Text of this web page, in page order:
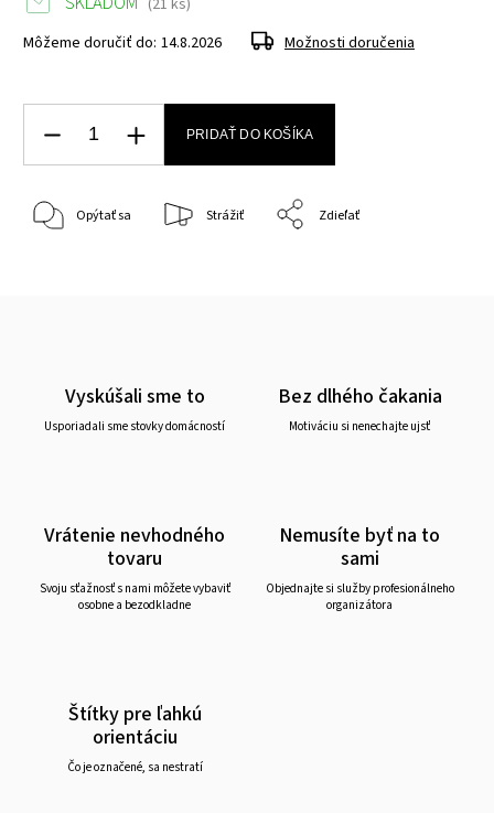
(21 ks)
Môžeme doručiť do: 14.8.2026 Možnosti doručenia
PRIDAŤ DO KOŠÍKA
Opýtať sa Strážiť Zdieľať
Vyskúšali sme to
Usporiadali sme stovky domácností
Bez dlhého čakania
Motiváciu si nenechajte ujsť
Vrátenie nevhodného
tovaru
Svoju sťažnosť s nami môžete vybaviť
osobne a bezodkladne
Nemusíte byť na to
sami
Objednajte si služby profesionálneho
organizátora
Štítky pre ľahkú
orientáciu
Čo je označené, sa nestratí